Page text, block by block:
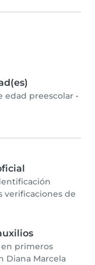
edad preescolar •
verificaciones de
en primeros
Diana Marcela